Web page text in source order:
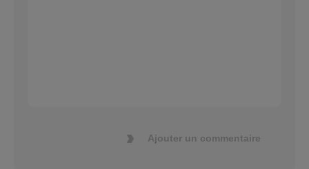
Ajouter un commentaire